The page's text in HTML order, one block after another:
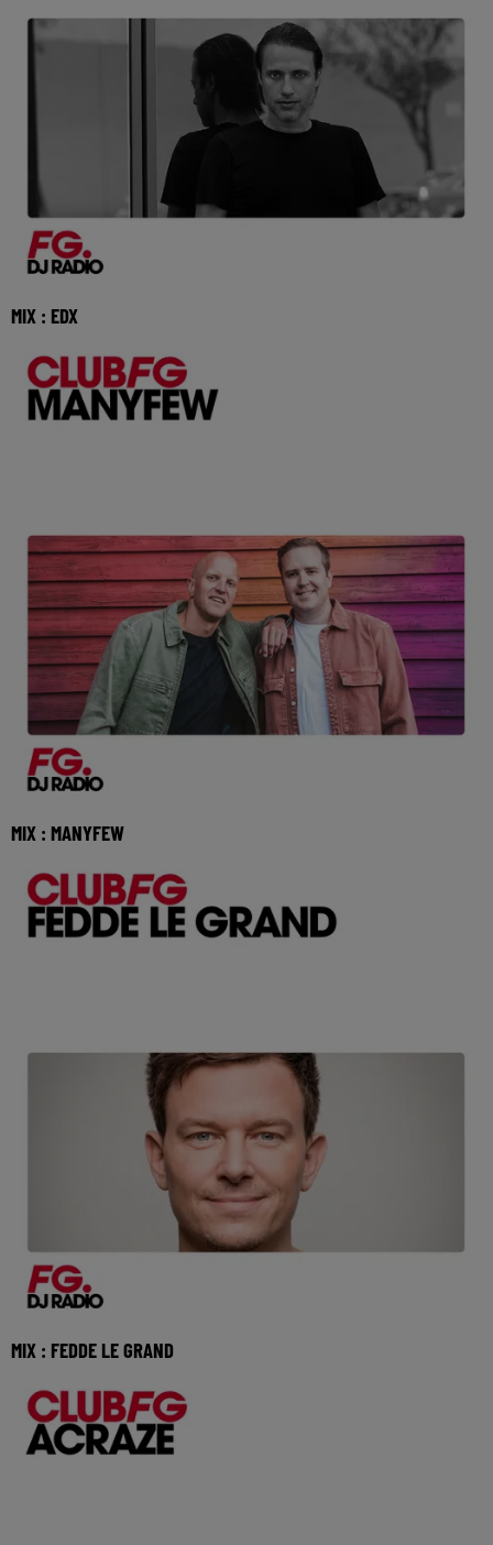
MIX : EDX
🎧 Ecoutez la radio FG DANCE sur www.radiofg.c
MIX : MANYFEW
2026 🎧 Ecoutez la radio FG DANCE sur www.radio
MIX : FEDDE LE GRAND
aout 2026 🎧 Ecoutez la radio FG DANCE sur www